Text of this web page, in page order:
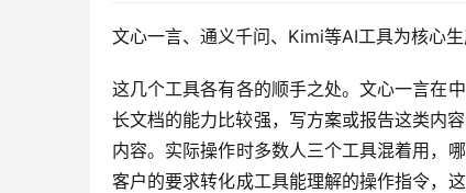
文心一言、通义千问、Kimi等AI工具为核心
这几个工具各有各的顺手之处。文心一言在
长文档的能力比较强，写方案或报告这类内
内容。实际操作时多数人三个工具混着用，
客户的要求转化成工具能理解的操作指令，